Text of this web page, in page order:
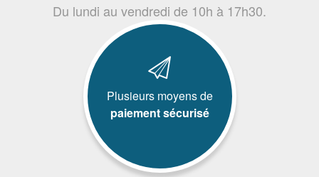
Du lundi au vendredi de 10h à 17h30.
Plusieurs moyens de
paiement sécurisé